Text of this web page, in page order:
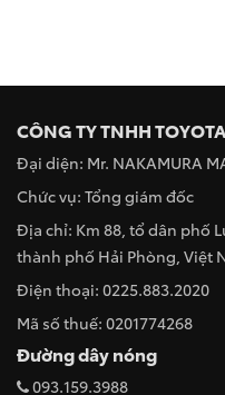
CÔNG TY TNHH
Đại diện: Mr. NAKAMURA
Chức vụ: Tổng giám đốc
Địa chỉ: Km 88, tổ dân phố
thành phố Hải Phòng, Việt
Điện thoại: 0225.883.2020
Mã số thuế: 0201774268
Đường dây nóng
093.159.3988